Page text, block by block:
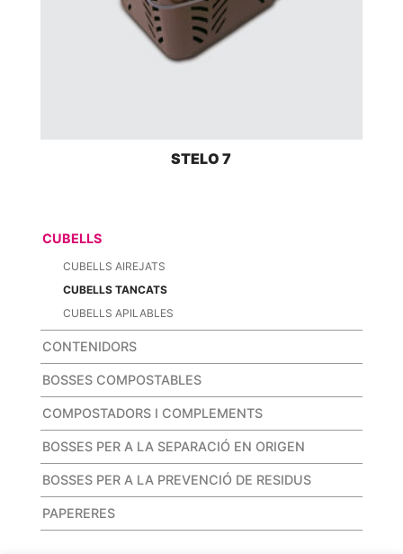
STELO 7
CUBELLS
CUBELLS AIREJATS
CUBELLS TANCATS
CUBELLS APILABLES
CONTENIDORS
BOSSES COMPOSTABLES
COMPOSTADORS I COMPLEMENTS
BOSSES PER A LA SEPARACIÓ EN ORIGEN
BOSSES PER A LA PREVENCIÓ DE RESIDUS
PAPERERES